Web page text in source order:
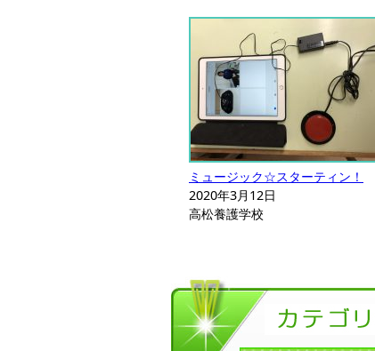
ミュージック☆スターティン！
2020年3月12日
高松養護学校